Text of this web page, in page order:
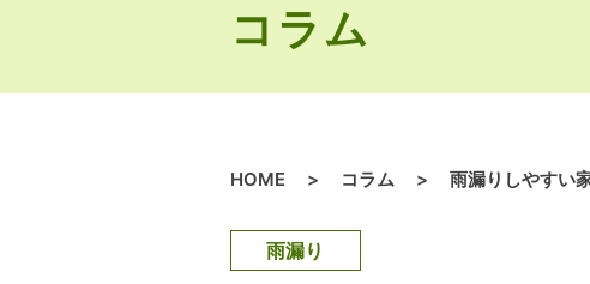
コラム
HOME > コラム > 雨漏りしやすい
雨漏り